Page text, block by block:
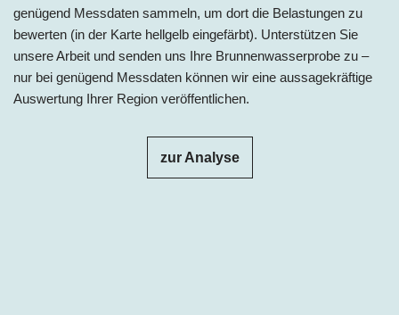
genügend Messdaten sammeln, um dort die Belastungen zu
bewerten (in der Karte hellgelb eingefärbt). Unterstützen Sie
unsere Arbeit und senden uns Ihre Brunnenwasserprobe zu –
nur bei genügend Messdaten können wir eine aussagekräftige
Auswertung Ihrer Region veröffentlichen.
zur Analyse